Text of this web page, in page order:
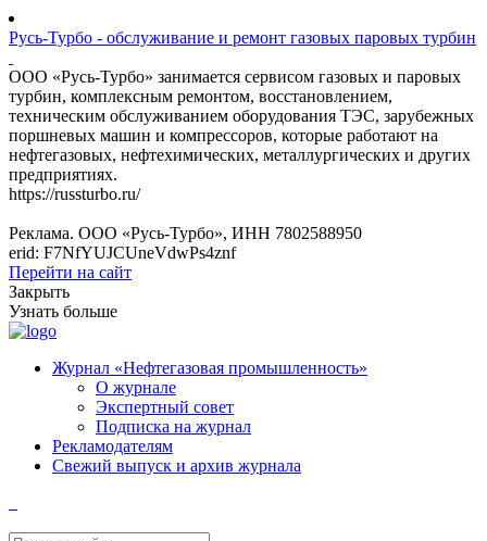
Русь-Турбо - обслуживание и ремонт газовых паровых турбин
ООО «Русь-Турбо» занимается сервисом газовых и паровых
турбин, комплексным ремонтом, восстановлением,
техническим обслуживанием оборудования ТЭС, зарубежных
поршневых машин и компрессоров, которые работают на
нефтегазовых, нефтехимических, металлургических и других
предприятиях.
https://russturbo.ru/
Реклама. ООО «Русь-Турбо», ИНН 7802588950
erid: F7NfYUJCUneVdwPs4znf
Перейти на сайт
Закрыть
Узнать больше
Журнал «Нефтегазовая промышленность»
О журнале
Экспертный совет
Подписка на журнал
Рекламодателям
Свежий выпуск и архив журнала